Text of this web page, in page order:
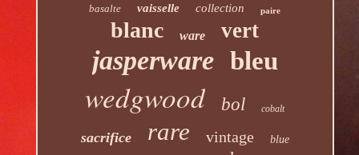
basalte vaisselle collection paire
blanc ware vert
jasperware bleu
wedgwood bol cobalt
sacrifice rare vintage blue